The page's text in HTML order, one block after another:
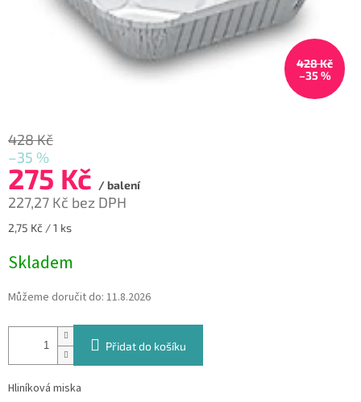
428 Kč
–35 %
428 Kč
–35 %
275 Kč / balení
227,27 Kč bez DPH
Měrná
2,75 Kč / 1 ks
Skladem
Můžeme doručit do: 11.8.2026
Přidat do košíku
Hliníková miska